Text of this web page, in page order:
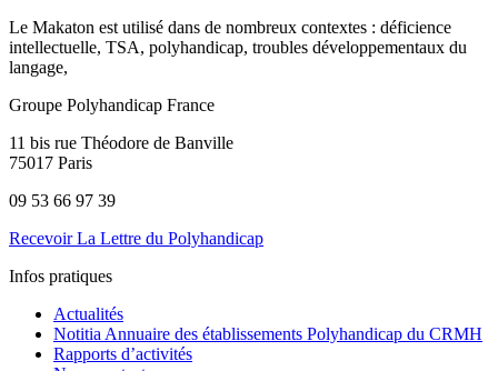
Le Makaton est utilisé dans de nombreux contextes : déficience
intellectuelle, TSA, polyhandicap, troubles développementaux du
langage,
Groupe Polyhandicap France
11 bis rue Théodore de Banville
75017 Paris
09 53 66 97 39
Recevoir La Lettre du Polyhandicap
Infos pratiques
Actualités
Notitia Annuaire des établissements Polyhandicap du CRMH
Rapports d’activités